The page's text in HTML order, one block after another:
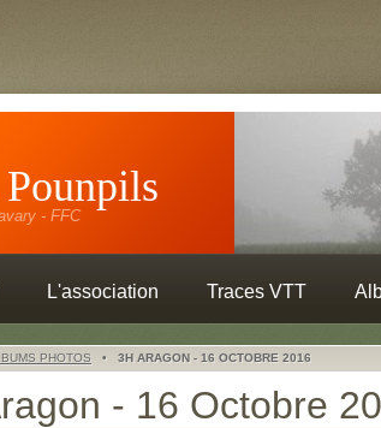
- FFC
L'association Traces VTT
PHOTOS • 3H ARAGON - 16 OCTOBRE 2016
- 16 Octobre